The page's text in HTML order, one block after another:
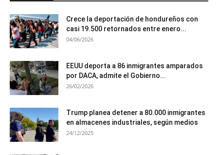
Crece la deportación de hondureños con
casi 19.500 retornados entre enero...
04/06/2026
EEUU deporta a 86 inmigrantes amparados
por DACA, admite el Gobierno...
26/02/2026
Trump planea detener a 80.000 inmigrantes
en almacenes industriales, según medios
24/12/2025